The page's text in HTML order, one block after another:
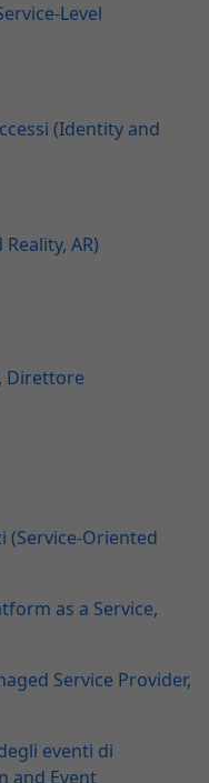
Level
(Identity and
AR)
Direttore
Oriented
as a Service,
Service Provider,
eventi di
and Event